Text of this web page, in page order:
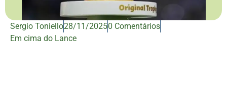
Sergio Toniello28/11/20250 Comentários
Em cima do Lance